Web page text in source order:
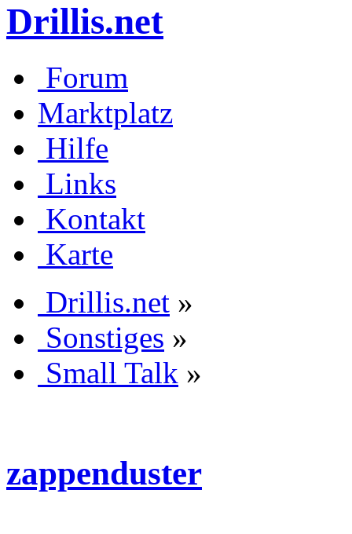
Drillis.net
Forum
Marktplatz
Hilfe
Links
Kontakt
Karte
Drillis.net »
Sonstiges »
Small Talk »
zappenduster